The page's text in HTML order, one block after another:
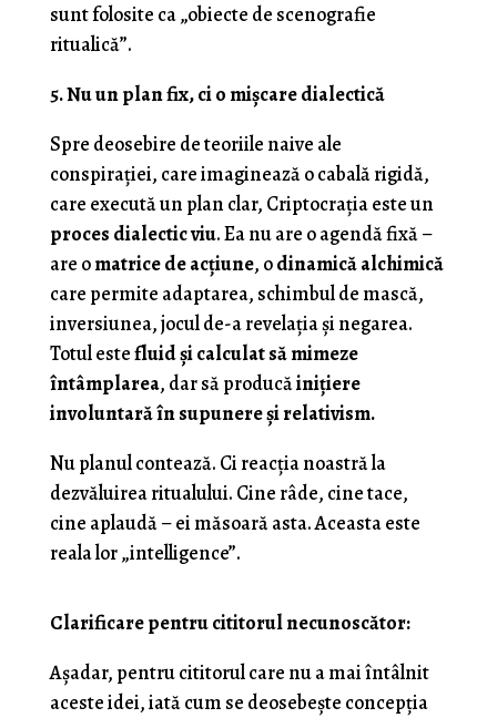
sunt folosite ca „obiecte de scenografie
ritualică”.
5. Nu un plan fix, ci o mișcare dialectică
Spre deosebire de teoriile naive ale
conspirației, care imaginează o cabală rigidă,
care execută un plan clar, Criptocrația este un
proces dialectic viu. Ea nu are o agendă fixă –
are omatrice de acțiune, odinamică alchimică
care permite adaptarea, schimbul de mască,
inversiunea, jocul de-a revelația și negarea.
Totul estefluid și calculat să mimeze
întâmplarea, dar să producăinițiere
involuntară în supunere și relativism.
Nu planul contează. Ci reacția noastră la
dezvăluirea ritualului. Cine râde, cine tace,
cine aplaudă – ei măsoară asta. Aceasta este
reala lor „intelligence”.
Clarificare pentru cititorul necunoscător:
Așadar, pentru cititorul care nu a mai întâlnit
aceste idei, iată cum se deosebește concepția